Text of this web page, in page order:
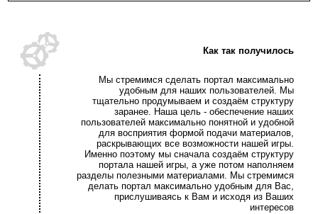
Как так получилось
Мы стремимся сделать портал максимально
удобным для наших пользователей. Мы
тщательно продумываем и создаём структуру
заранее. Наша цель - обеспечение наших
пользователей максимально понятной и удобной
для восприятия формой подачи материалов,
раскрывающих все возможности нашей игры.
Именно поэтому мы сначала создаём структуру
портала нашей игры, а уже потом наполняем
разделы полезными материалами. Мы стремимся
делать портал максимально удобным для Вас,
прислушиваясь к Вам и исходя из Ваших
интересов